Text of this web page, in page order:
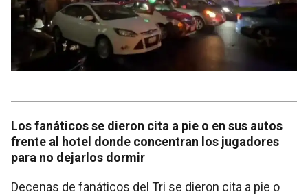
Los fanáticos se dieron cita a pie o en sus autos
frente al hotel donde concentran los jugadores
para no dejarlos dormir
Decenas de fanáticos del Tri se dieron cita a pie o